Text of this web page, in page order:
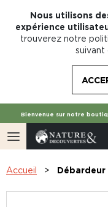
Nous utilisons
expérience
trouverez notre
suivant
Bienvenue sur notre
Accueil